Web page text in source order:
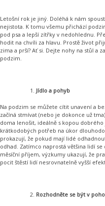
Letošní rok je jiný. Doléhá k nám
nejistota. K tomu všemu přichází
pod psa a lepší zítřky v nedohlednu.
hodit na chvíli za hlavu. Prostě život
zima a prší? Ať si. Dejte nohy na stůl a
podzim.
Jídlo a pohyb
Na podzim se můžete cítit unavení a
začíná stmívat (nebo je dokonce už
doma lenošit, ideálně s kopou
krátkodobých potřeb na úkor
prokazují, že pokud mají lidé
odhad. Zatímco naprostá většina lidí
měsíční příjem, výzkumy ukazují, že
pocit štěstí lidí nesrovnatelně vyšší
Rozhodněte se být v